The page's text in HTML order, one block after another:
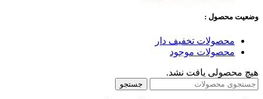
وضعیت محصول :
محصولات تخفیف دار
محصولات موجود
هیچ محصولی یافت نشد.
جستجو